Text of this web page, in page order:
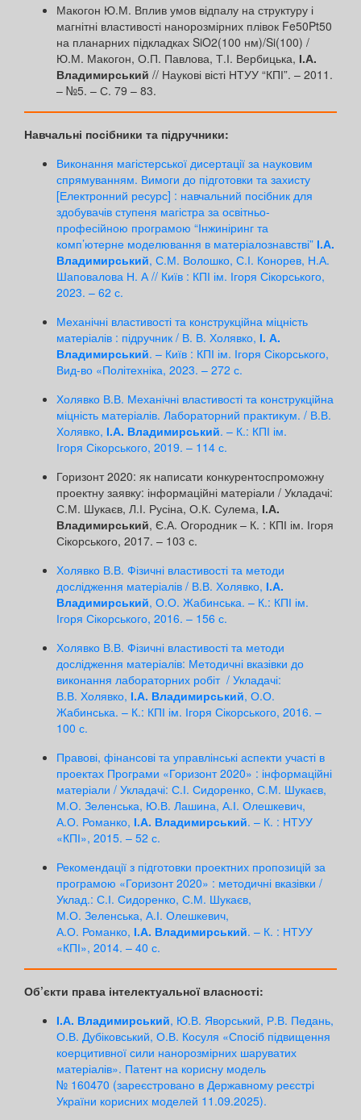
Макогон Ю.М. Вплив умов відпалу на структуру і
магнітні властивості нанорозмірних плівок Fe50Pt50
на планарних підкладках SiO2(100 нм)/Si(100) /
Ю.М. Макогон, О.П. Павлова, Т.І. Вербицька, І.А.
Владимирський // Наукові вісті НТУУ “КПІ”. – 2011.
– №5. – С. 79 – 83.
Навчальні посібники та підручники:
Виконання магістерської дисертації за науковим
спрямуванням. Вимоги до підготовки та захисту
[Електронний ресурс] : навчальний посібник для
здобувачів ступеня магістра за освітньо-
професійною програмою “Інжиніринг та
комп’ютерне моделювання в матеріалознавстві” І.А.
Владимирський, С.М. Волошко, С.І. Конорев, Н.А.
Шаповалова Н. А // Київ : КПІ ім. Ігоря Сікорського,
2023. – 62 с.
Механічні властивості та конструкційна міцність
матеріалів : підручник / В. В. Холявко, І. А.
Владимирський. – Київ : КПІ ім. Ігоря Сікорського,
Вид-во «Політехніка, 2023. – 272 с.
Холявко В.В. Механічні властивості та конструкційна
міцність матеріалів. Лабораторний практикум. / В.В.
Холявко, І.А. Владимирський. – К.: КПІ ім.
Ігоря Сікорського, 2019. – 114 с.
Горизонт 2020: як написати конкурентоспроможну
проектну заявку: інформаційні матеріали / Укладачі:
С.М. Шукаєв, Л.І. Русіна, О.К. Сулема, І.А.
Владимирський, Є.А. Огородник – К. : КПІ ім. Ігоря
Сікорського, 2017. – 103 с.
Холявко В.В. Фізичні властивості та методи
дослідження матеріалів / В.В. Холявко, І.А.
Владимирський, О.О. Жабинська. – К.: КПІ ім.
Ігоря Сікорського, 2016. – 156 с.
Холявко В.В. Фізичні властивості та методи
дослідження матеріалів: Методичні вказівки до
виконання лабораторних робіт / Укладачі:
В.В. Холявко, І.А. Владимирський, О.О.
Жабинська. – К.: КПІ ім. Ігоря Сікорського, 2016. –
100 с.
Правові, фінансові та управлінські аспекти участі в
проектах Програми «Горизонт 2020» : інформаційні
матеріали / Укладачі: С.І. Сидоренко, С.М. Шукаєв,
М.О. Зеленська, Ю.В. Лашина, А.І. Олешкевич,
А.О. Романко, І.А. Владимирський. – К. : НТУУ
«КПІ», 2015. – 52 с.
Рекомендації з підготовки проектних пропозицій за
програмою «Горизонт 2020» : методичні вказівки /
Уклад.: С.І. Сидоренко, С.М. Шукаєв,
М.О. Зеленська, А.І. Олешкевич,
А.О. Романко, І.А. Владимирський. – К. : НТУУ
«КПІ», 2014. – 40 с.
Об’єкти права інтелектуальної власності:
І.А. Владимирський, Ю.В. Яворський, Р.В. Педань,
О.В. Дубіковський, О.В. Косуля «Спосіб підвищення
коерцитивної сили нанорозмірних шаруватих
матеріалів». Патент на корисну модель
№ 160470 (зареєстровано в Державному реєстрі
України корисних моделей 11.09.2025).